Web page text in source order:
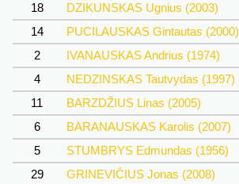
18
DZIKUNSKAS Ugnius (2003)
14
PUCILAUSKAS Gintautas (2000)
2
IVANAUSKAS Andrius (1974)
4
NEDZINSKAS Tautvydas (1997)
11
BARZDŽIUS Linas (2005)
6
BARANAUSKAS Karolis (2007)
5
STUMBRYS Edmundas (1956)
29
GRINEVIČIUS Jonas (2008)